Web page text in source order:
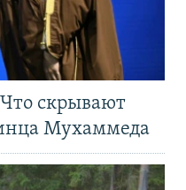
скрывают
Мухаммеда